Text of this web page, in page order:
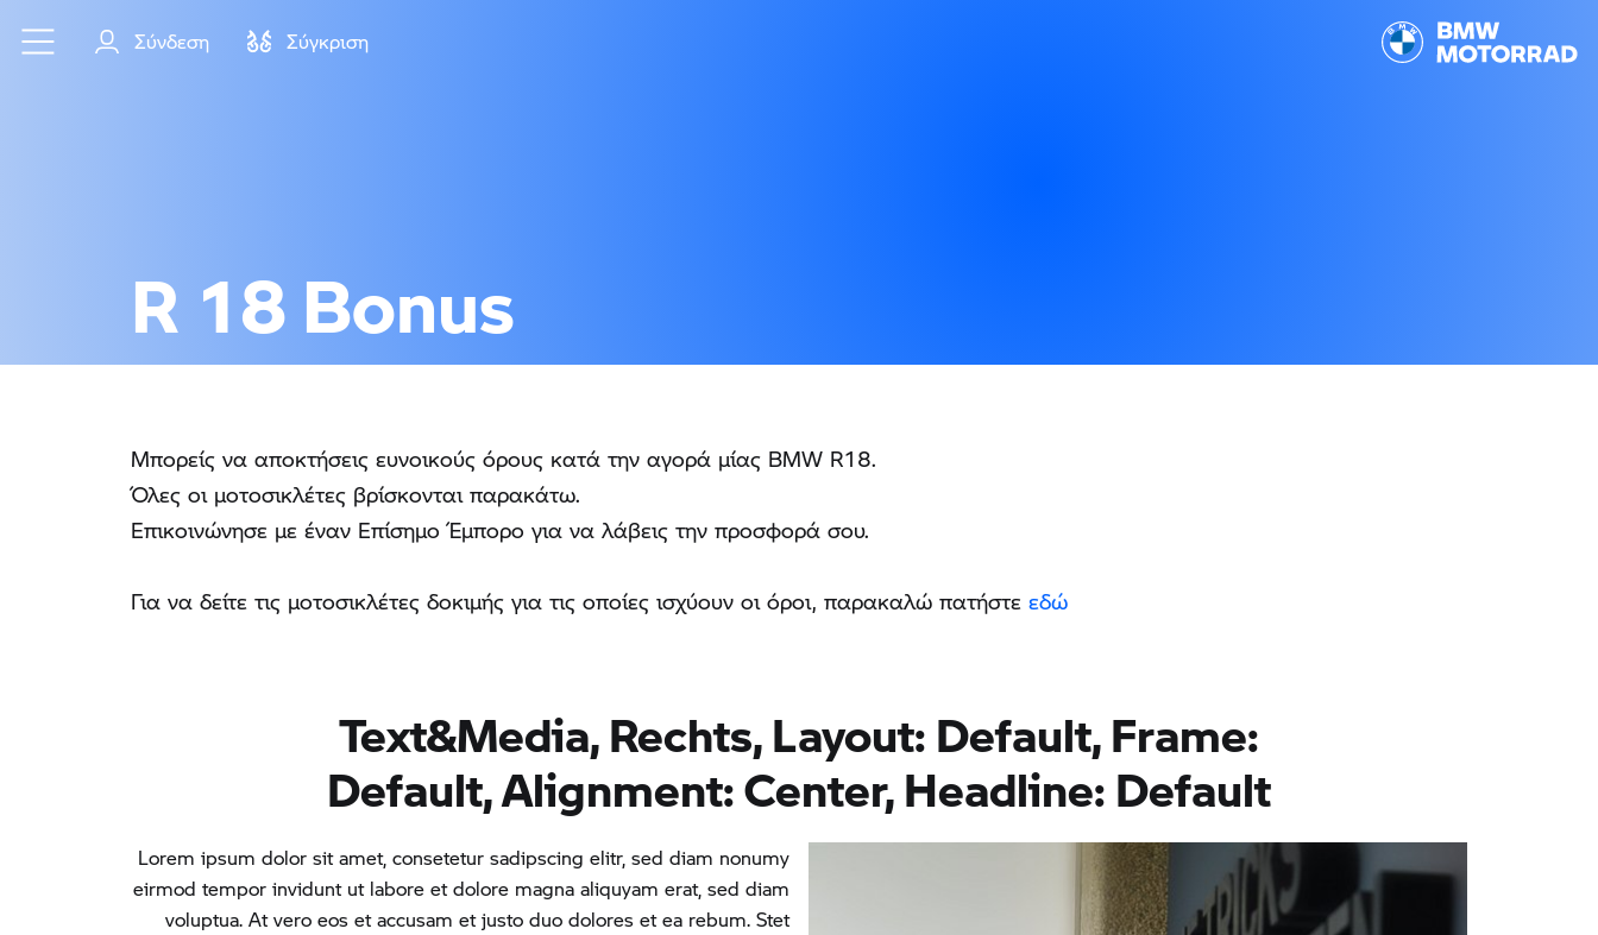
Μετάβαση στο κύριο περιεχόμενο
Σύνδεση Σύγκριση
R 18 Bonus
Μπορείς να αποκτήσεις ευνοικούς όρους κατά την αγορά μίας BMW R18.
Όλες οι μοτοσικλέτες βρίσκονται παρακάτω.
Επικοινώνησε με έναν Επίσημο Έμπορο για να λάβεις την προσφορά σου.
Για να δείτε τις μοτοσικλέτες δοκιμής για τις οποίες ισχύουν οι όροι, παρακαλώ πατήστε εδώ
Text&Media, Rechts, Layout: Default, Frame:
Default, Alignment: Center, Headline: Default
Lorem ipsum dolor sit amet, consetetur sadipscing elitr, sed diam nonumy
eirmod tempor invidunt ut labore et dolore magna aliquyam erat, sed diam
voluptua. At vero eos et accusam et justo duo dolores et ea rebum. Stet